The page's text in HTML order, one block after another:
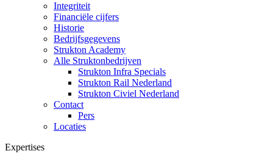
Integriteit
Financiële cijfers
Historie
Bedrijfsgegevens
Strukton Academy
Alle Struktonbedrijven
Strukton Infra Specials
Strukton Rail Nederland
Strukton Civiel Nederland
Contact
Pers
Locaties
Expertises